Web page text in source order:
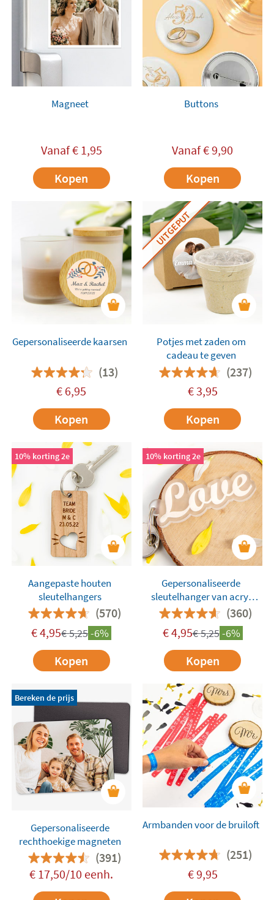
Magneet
Vanaf€ 1,95
Kopen
Buttons
Vanaf€9,90
Kopen
Gepersonaliseerde kaarsen
(13)
€ 6,95
Kopen
UITGEPUT
Potjes met zaden om
cadeau te geven
(237)
€3,95
Kopen
10% korting 2e
Aangepaste houten
sleutelhangers
(570)
€4,95€5,25-6%
Kopen
10% korting 2e
Gepersonaliseerde
sleutelhanger van acryl
met namen of woorden
(360)
€4,95€5,25-6%
Kopen
Bereken de prijs
Gepersonaliseerde
rechthoekige magneten
(391)
€ 17,50/10 eenh.
Armbanden voor de bruiloft
(251)
€9,95